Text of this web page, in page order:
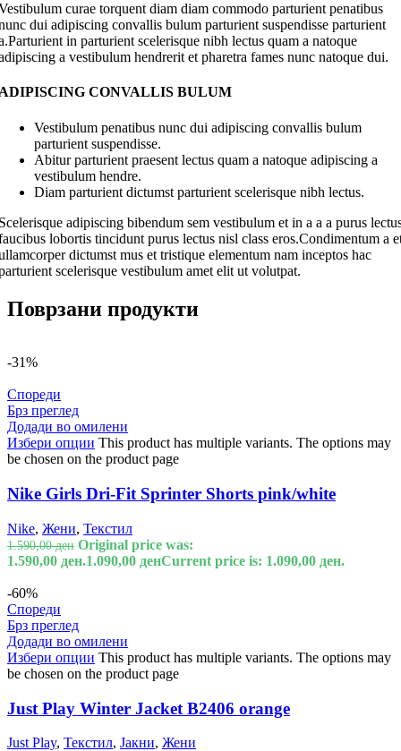
curae torquent diam diam commodo parturient penatibus
dui adipiscing convallis bulum parturient suspendisse parturient
in parturient scelerisque nibh lectus quam a natoque
a vestibulum hendrerit et pharetra fames nunc natoque dui.
CONVALLIS BULUM
Vestibulum penatibus nunc dui adipiscing convallis bulum
parturient suspendisse.
Abitur parturient praesent lectus quam a natoque adipiscing a
vestibulum hendre.
Diam parturient dictumst parturient scelerisque nibh lectus.
adipiscing bibendum sem vestibulum et in a a a purus
lobortis tincidunt purus lectus nisl class eros.Condimentum a
dictumst mus et tristique elementum nam inceptos hac
scelerisque vestibulum amet elit ut volutpat.
Поврзани продукти
-31%
Спореди
Брз преглед
Додади во омилени
Избери опции This product has multiple variants. The options may
be chosen on the product page
Nike Girls Dri-Fit Sprinter Shorts pink/white
Nike, Жени, Текстил
1.590,00ден Original price was:
1.590,00 ден.1.090,00 денCurrent price is: 1.090,00 ден.
-60%
Спореди
Брз преглед
Додади во омилени
Избери опции This product has multiple variants. The options may
be chosen on the product page
Just Play Winter Jacket B2406 orange
Just Play, Текстил, Јакни, Жени